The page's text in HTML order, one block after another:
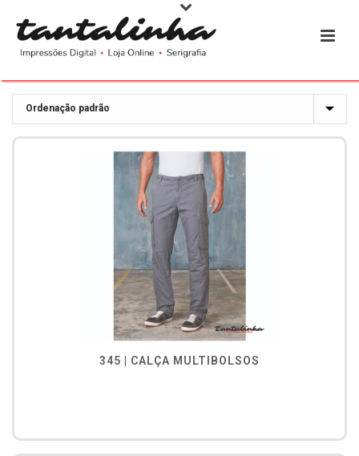
345 | CALÇA MULTIBOLSOS